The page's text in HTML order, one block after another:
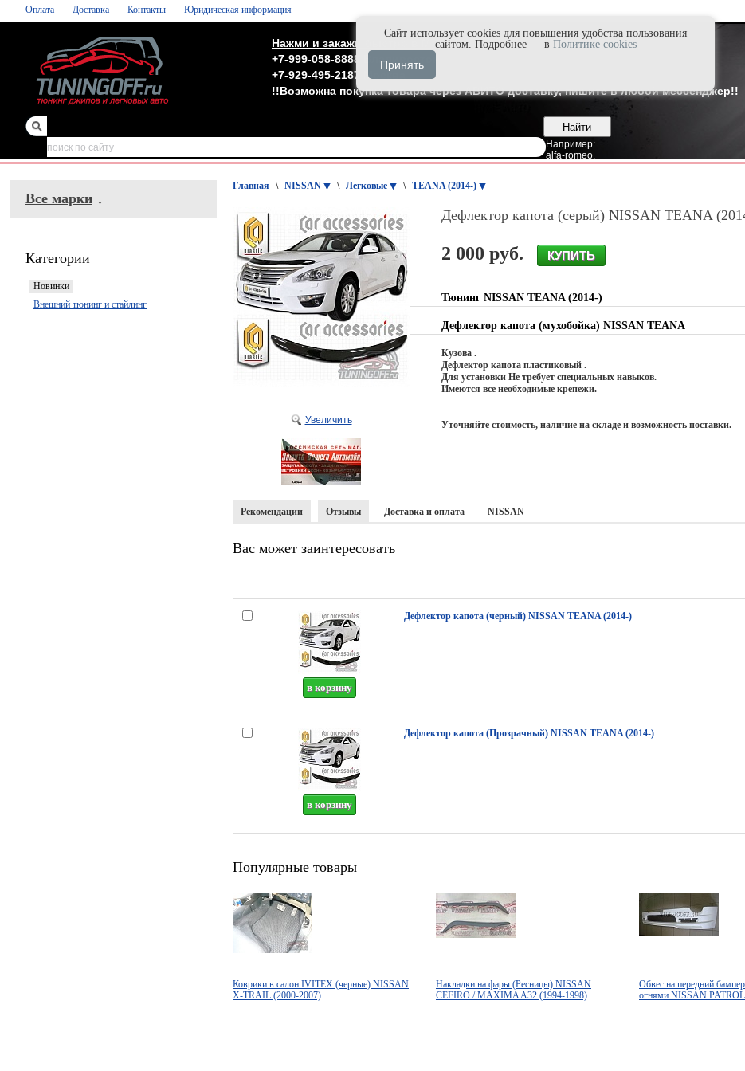
Оплата Доставка Контакты Юридическая информация
Нажми и закажи быстро в Max'е
+7-999-058-8888
Владивосток
+7-929-495-2187
Москва
!!Возможна покупка товара через АВИТО доставку, пишите в любой мессенджер!!
Например:
alfa-romeo,
зеркала,обвесы
Все марки ↓
Категории
Новинки
Внешний тюнинг и стайлинг
Главная \ NISSAN \ Легковые \ TEANA (2014-)
Увеличить
Дефлектор капота (серый) NISSAN TEANA
2 000 руб.
Тюнинг NISSAN TEANA (2014-)
Дефлектор капота (мухобойка) NISSAN TEANA
Кузова .
Дефлектор капота пластиковый .
Для установки Не требует специальных навыков.
Имеются все необходимые крепежи.
Уточняйте стоимость, наличие на складе и возможность поставки.
Рекомендации Отзывы Доставка и оплата NISSAN
Вас может заинтересовать
Дефлектор капота (черный) NISSAN TEANA (2014-)
Дефлектор капота (Прозрачный) NISSAN TEANA (2014-)
Популярные товары
Коврики в салон IVITEX (черные) NISSAN
X-TRAIL (2000-2007)
Накладки на фары (Ресницы) NISSAN
CEFIRO / MAXIMA A32 (1994-1998)
Обвес на передний
огнями NISSAN
Cайт использует cookies для повышения удобства пользования
сайтом. Подробнее — в Политике cookies
Принять